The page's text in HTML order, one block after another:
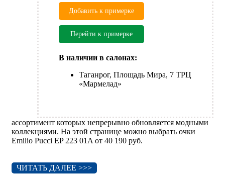
Добавить к примерке
Перейти к примерке
В наличии в салонах:
Таганрог, Площадь Мира, 7 ТРЦ
«Мармелад»
ассортимент которых непрерывно обновляется модными
коллекциями. На этой странице можно выбрать очки
Emilio Pucci EP 223 01A от 40 190 руб.
ЧИТАТЬ ДАЛЕЕ >>>